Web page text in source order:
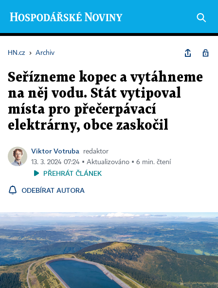
HN.cz › Archiv
Seřízneme kopec a vytáhneme
na něj vodu. Stát vytipoval
místa pro přečerpávací
elektrárny, obce zaskočil
Viktor Votruba
redaktor
13. 3. 2024 07:24 ▪ Aktualizováno ▪ 6 min. čtení
PŘEHRÁT ČLÁNEK
ODEBÍRAT AUTORA